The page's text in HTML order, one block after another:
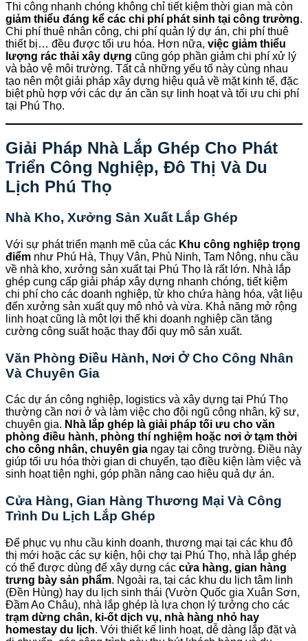
Thi công nhanh chóng không chỉ tiết kiệm thời gian mà còn
giảm thiểu đáng kể các chi phí phát sinh tại công trường.
Chi phí thuê nhân công, chi phí quản lý dự án, chi phí thuê
thiết bị… đều được tối ưu hóa. Hơn nữa, việc giảm thiểu
lượng rác thải xây dựng cũng góp phần giảm chi phí xử lý
và bảo vệ môi trường. Tất cả những yếu tố này cùng nhau
tạo nên một giải pháp xây dựng hiệu quả về mặt kinh tế, đặc
biệt phù hợp với các dự án cần sự linh hoạt và tối ưu chi phí
tại Phú Thọ.
Giải Pháp Nhà Lắp Ghép Cho Phát
Triển Công Nghiệp, Đô Thị Và Du
Lịch Phú Thọ
Nhà Kho, Xưởng Sản Xuất Lắp Ghép
Với sự phát triển mạnh mẽ của các Khu công nghiệp trọng
điểm như Phú Hà, Thụy Vân, Phù Ninh, Tam Nông, nhu cầu
về nhà kho, xưởng sản xuất tại Phú Thọ là rất lớn. Nhà lắp
ghép cung cấp giải pháp xây dựng nhanh chóng, tiết kiệm
chi phí cho các doanh nghiệp, từ kho chứa hàng hóa, vật liệu
đến xưởng sản xuất quy mô nhỏ và vừa. Khả năng mở rộng
linh hoạt cũng là một lợi thế khi doanh nghiệp cần tăng
cường công suất hoặc thay đổi quy mô sản xuất.
Văn Phòng Điều Hành, Nơi Ở Cho Công Nhân
Và Chuyên Gia
Các dự án công nghiệp, logistics và xây dựng tại Phú Thọ
thường cần nơi ở và làm việc cho đội ngũ công nhân, kỹ sư,
chuyên gia. Nhà lắp ghép là giải pháp tối ưu cho văn
phòng điều hành, phòng thí nghiệm hoặc nơi ở tạm thời
cho công nhân, chuyên gia ngay tại công trường. Điều này
giúp tối ưu hóa thời gian di chuyển, tạo điều kiện làm việc và
sinh hoạt tiện nghi, góp phần nâng cao hiệu quả dự án.
Cửa Hàng, Gian Hàng Thương Mại Và Công
Trình Du Lịch Lắp Ghép
Để phục vụ nhu cầu kinh doanh, thương mại tại các khu đô
thị mới hoặc các sự kiện, hội chợ tại Phú Thọ, nhà lắp ghép
có thể được dùng để xây dựng các cửa hàng, gian hàng
trưng bày sản phẩm. Ngoài ra, tại các khu du lịch tâm linh
(Đền Hùng) hay du lịch sinh thái (Vườn Quốc gia Xuân Sơn,
Đầm Ao Châu), nhà lắp ghép là lựa chọn lý tưởng cho các
trạm dừng chân, ki-ốt dịch vụ, nhà hàng nhỏ hay
homestay du lịch. Với thiết kế linh hoạt, dễ dàng lắp đặt và